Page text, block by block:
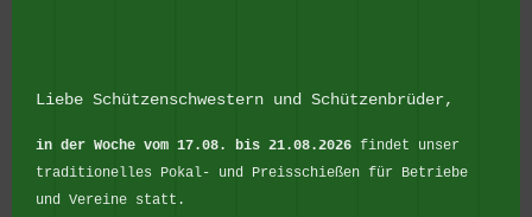
Liebe Schützenschwestern und Schützenbrüder,
in der Woche vom 17.08. bis 21.08.2026 findet unser
traditionelles Pokal- und Preisschießen für Betriebe
und Vereine statt.